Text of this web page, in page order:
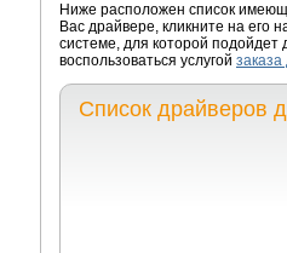
Ниже расположен список
Вас драйвере, кликните на его
системе, для которой
воспользоваться услугой
Список драйверов